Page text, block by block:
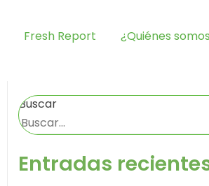
Fresh Report ¿Quiénes
Buscar
Entradas